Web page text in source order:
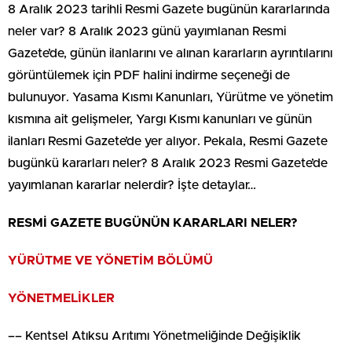
8 Aralık 2023 tarihli Resmi Gazete bugünün kararlarında
neler var? 8 Aralık 2023 günü yayımlanan Resmi
Gazete’de, günün ilanlarını ve alınan kararların ayrıntılarını
görüntülemek için PDF halini indirme seçeneği de
bulunuyor. Yasama Kısmı Kanunları, Yürütme ve yönetim
kısmına ait gelişmeler, Yargı Kısmı kanunları ve günün
ilanları Resmi Gazete’de yer alıyor. Pekala, Resmi Gazete
bugünkü kararları neler? 8 Aralık 2023 Resmi Gazete’de
yayımlanan kararlar nelerdir? İşte detaylar…
RESMİ GAZETE BUGÜNÜN KARARLARI NELER?
YÜRÜTME VE YÖNETİM BÖLÜMÜ
YÖNETMELİKLER
–– Kentsel Atıksu Arıtımı Yönetmeliğinde Değişiklik